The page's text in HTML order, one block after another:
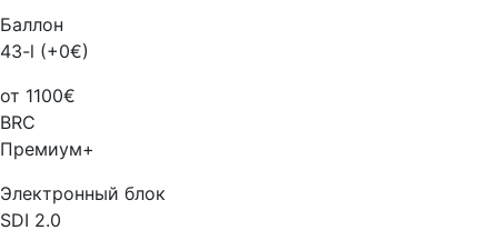
Баллон
43-l (+0€)
от 1100€
BRC
Премиум+
Электронный блок
SDI 2.0